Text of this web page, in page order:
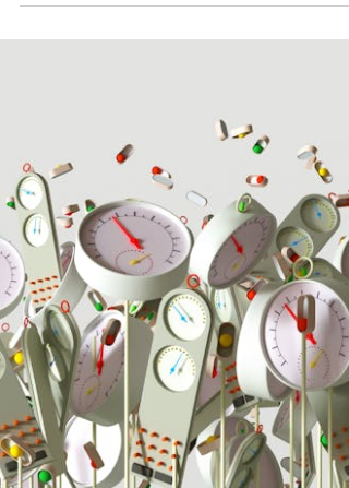
TECNOLOGÍA: PERSPECTIVAS
ECONÓMICAS SEMANALES
Noticias económicas, impactos del turismo,
industria tecnológica, avances en IA.
https://www.youtube.com/watch?
v=FAWoIrDoosQ&ab_channel=D...